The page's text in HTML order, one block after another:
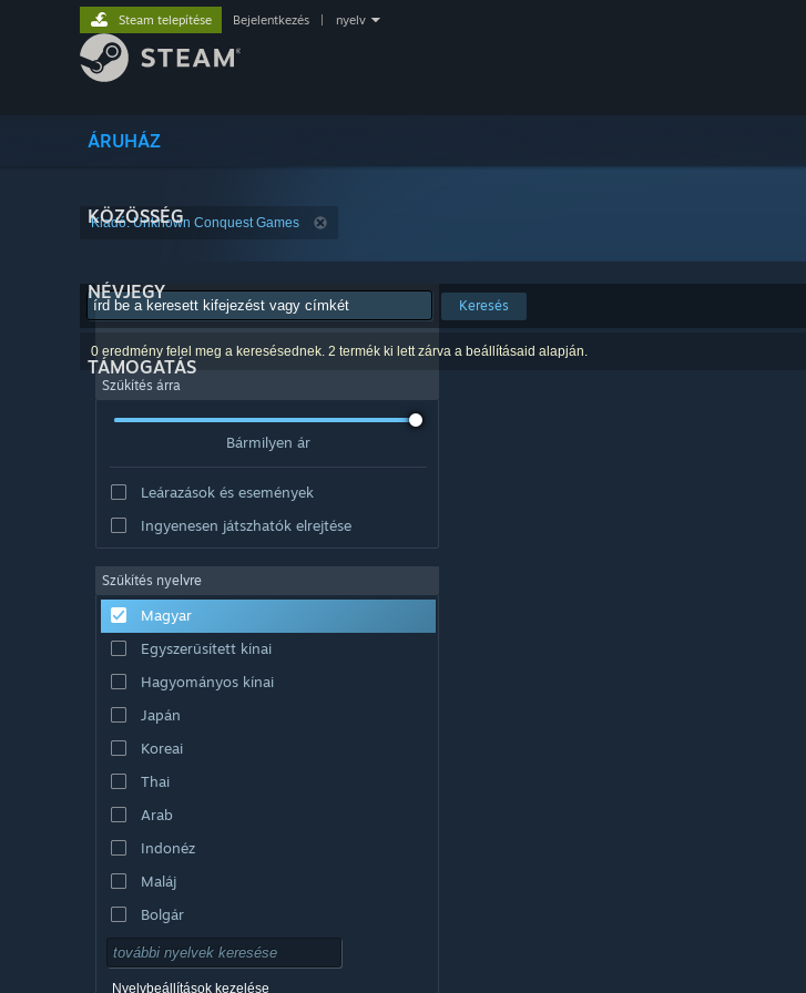
ÁRUHÁZ
KÖZÖSSÉG
NÉVJEGY
TÁMOGATÁS
Steam telepítése Bejelentkezés nyelv
Kiadó: Unknown Conquest Games
Keresés
0 eredmény felel meg a keresésednek. 2 termék ki lett zárva a beállításaid alapján.
Szűkítés árra
Bármilyen ár
Leárazások és események
Ingyenesen játszhatók elrejtése
Szűkítés nyelvre
Magyar
Egyszerűsített kínai
Hagyományos kínai
Japán
Koreai
Thai
Arab
Indonéz
Maláj
Bolgár
Cseh
Dán
Nyelvbeállítások kezelése